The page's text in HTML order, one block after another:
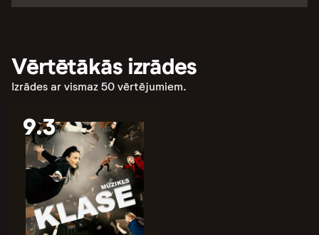
Vērtētākās izrādes
Izrādes ar vismaz 50 vērtējumiem.
9.3